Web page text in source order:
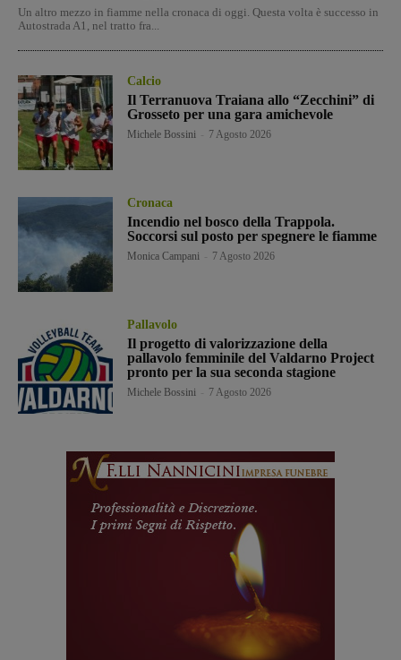
Un altro mezzo in fiamme nella cronaca di oggi. Questa volta è successo in
Autostrada A1, nel tratto fra...
Calcio
Il Terranuova Traiana allo “Zecchini” di
Grosseto per una gara amichevole
Michele Bossini 7 Agosto 2026
Cronaca
Incendio nel bosco della Trappola.
Soccorsi sul posto per spegnere le fiamme
Monica Campani 7 Agosto 2026
Pallavolo
Il progetto di valorizzazione della
pallavolo femminile del Valdarno Project
pronto per la sua seconda stagione
Michele Bossini 7 Agosto 2026